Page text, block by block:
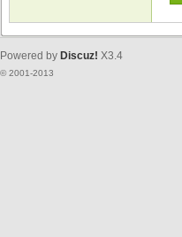
Powered by Discuz! X3.4
© 2001-2013